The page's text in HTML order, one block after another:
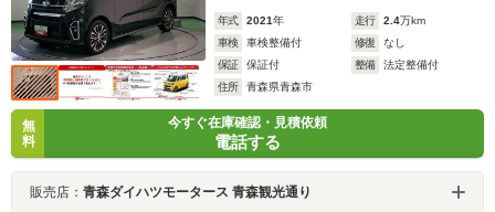
年式 2021年 走行 2.4万km
車検
車検整備付 修復
なし
保証
保証付 整備
法定整備付
住所
青森県青森市
無
料
今すぐ在庫確認・見積依頼
電話する
販売店： 青森ダイハツモータース 青森観光通り